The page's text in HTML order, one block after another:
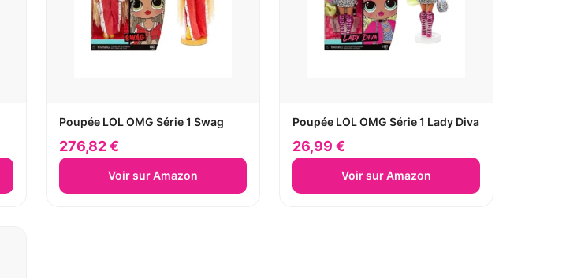
Poupée LOL OMG Série 1 Swag
276,82 €
Voir sur Amazon
Poupée LOL OMG Série 1 Lady Diva
26,99 €
Voir sur Amazon